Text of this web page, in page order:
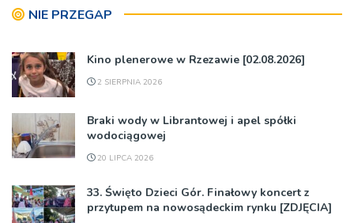
NIE PRZEGAP
Kino plenerowe w Rzezawie [02.08.2026]
2 SIERPNIA 2026
Braki wody w Librantowej i apel spółki
wodociągowej
20 LIPCA 2026
33. Święto Dzieci Gór. Finałowy koncert z
przytupem na nowosądeckim rynku [ZDJĘCIA]